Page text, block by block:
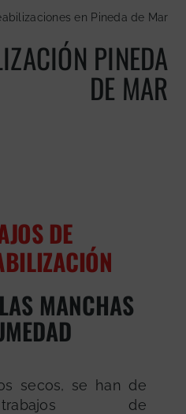
en Pineda de Mar
PINEDA
DE MAR
DE
MANCHAS
secos, se han de
de